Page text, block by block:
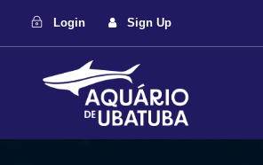
Login Sign Up